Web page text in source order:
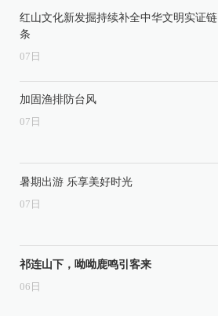
红山文化新发掘持续补全中华文明实证链
条
07 日
加固渔排防台风
07 日
暑期出游 乐享美好时光
07 日
祁连山下，呦呦鹿鸣引客来
06 日